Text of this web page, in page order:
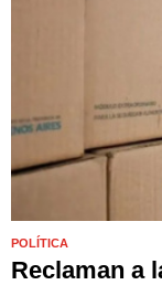
POLÍTICA
Reclaman a